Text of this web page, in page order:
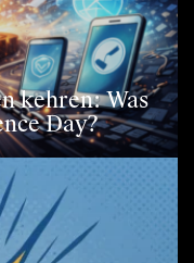
kehren: Was
Day?